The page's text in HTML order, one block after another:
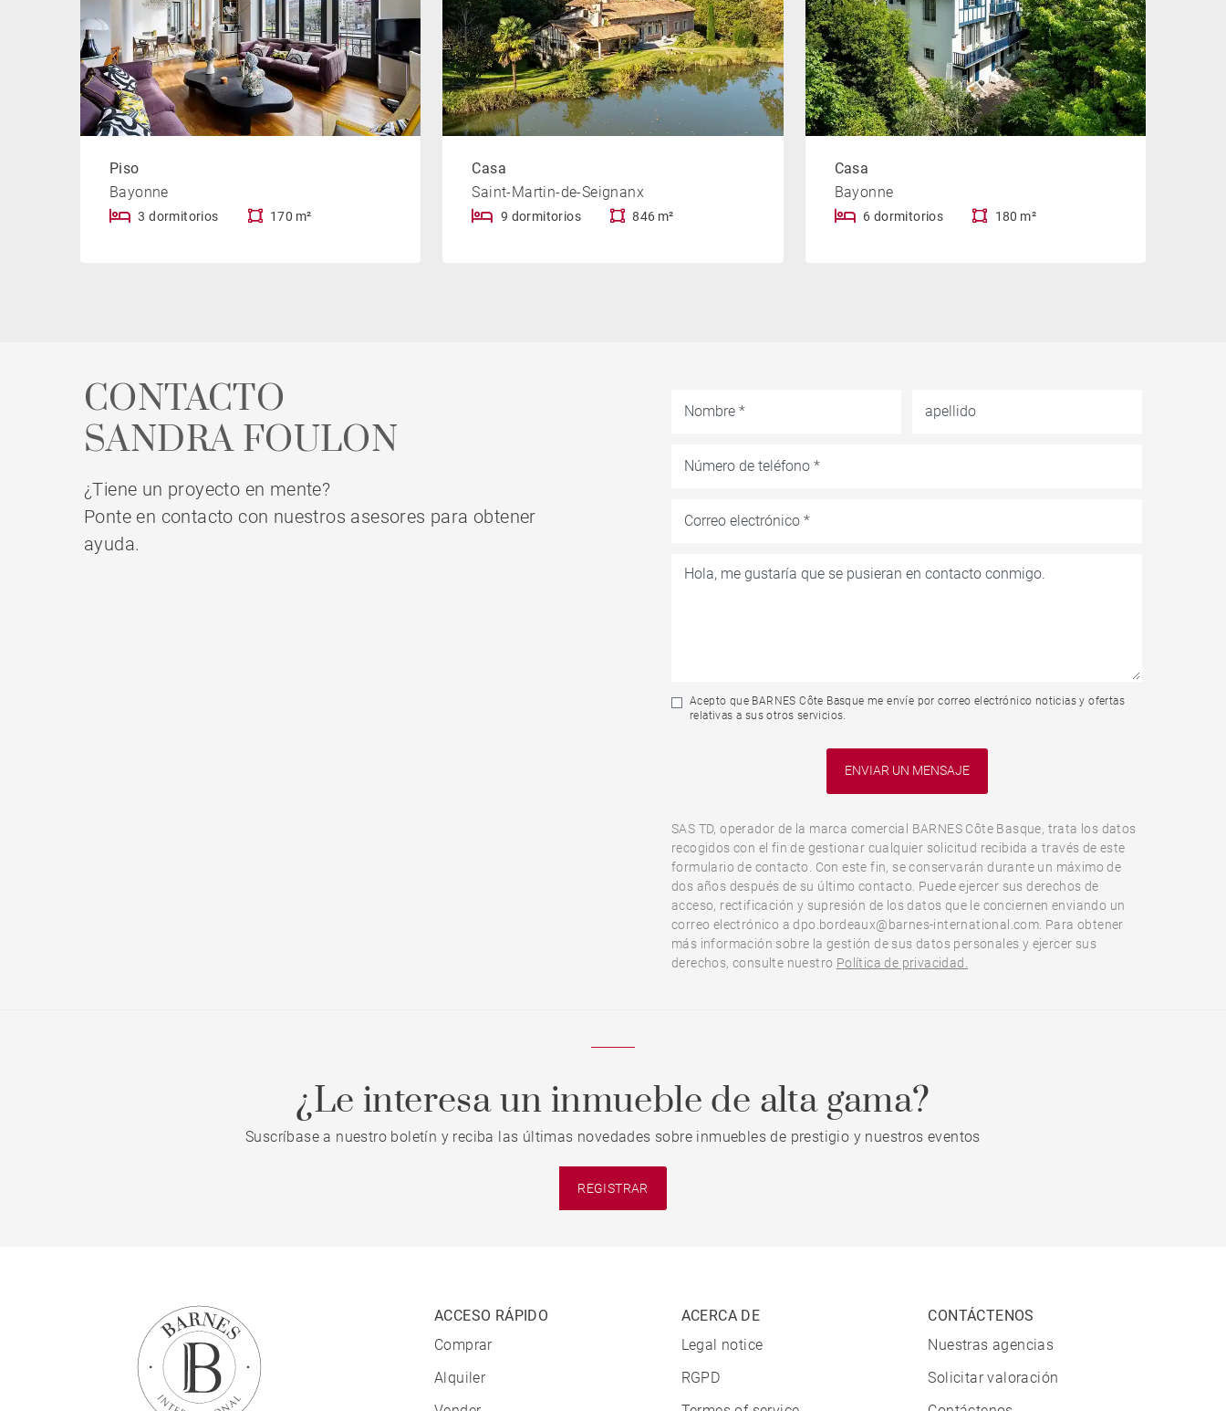
Piso
Bayonne
3 dormitorios 170 m²
Casa
Saint-Martin-de-Seignanx
9 dormitorios 846 m²
Casa
Bayonne
6 dormitorios 180 m²
CONTACTO
SANDRA FOULON
¿Tiene un proyecto en mente?
Ponte en contacto con nuestros asesores para obtener
ayuda.
Acepto que BARNES Côte Basque me envíe por correo electrónico noticias y ofertas
relativas a sus otros servicios.
SAS TD, operador de la marca comercial BARNES Côte Basque, trata los datos
recogidos con el fin de gestionar cualquier solicitud recibida a través de este
formulario de contacto. Con este fin, se conservarán durante un máximo de
dos años después de su último contacto. Puede ejercer sus derechos de
acceso, rectificación y supresión de los datos que le conciernen enviando un
correo electrónico a dpo.bordeaux@barnes-international.com. Para obtener
más información sobre la gestión de sus datos personales y ejercer sus
derechos, consulte nuestro Política de privacidad.
¿Le interesa un inmueble de alta gama?
Suscríbase a nuestro boletín y reciba las últimas novedades sobre inmuebles de prestigio y nuestros eventos
REGISTRAR
ACCESO RÁPIDO
Comprar
Alquiler
ACERCA DE
Legal notice
RGPD
CONTÁCTENOS
Nuestras agencias
Solicitar valoración